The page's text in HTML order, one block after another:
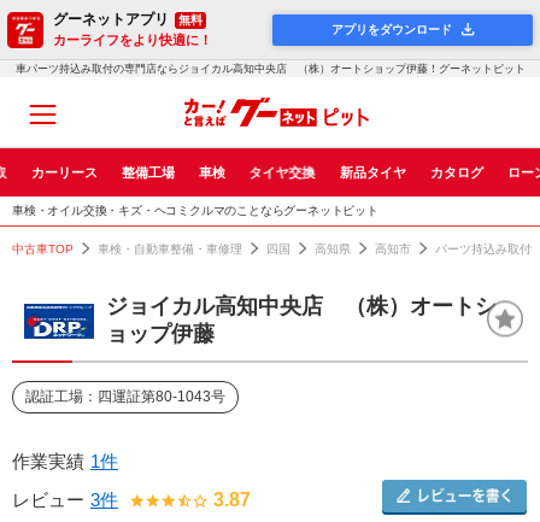
グーネットアプリ 無料
カーライフをより快適に！
アプリをダウンロード
車パーツ持込み取付の専門店ならジョイカル高知中央店 （株）オートショップ伊藤！グーネットピット
カーリース 整備工場 車検 タイヤ交換 新品タイヤ カタログ ロー
車検・オイル交換・キズ・ヘコミクルマのことならグーネットピット
中古車TOP 車検・自動車整備・車修理 四国 高知県 高知市 パーツ持込み取付
ジョイカル高知中央店 （株）オートシ
ョップ伊藤
認証工場：四運証第80-1043号
作業実績 1件
レビュー 3件 3.87